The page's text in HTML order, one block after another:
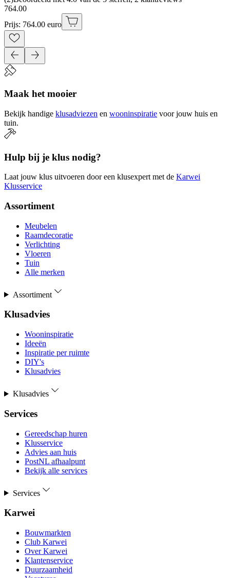
764.00
Prijs: 764.00 euro
Maak het mooier
Bekijk handige klusadviezen en wooninspiratie voor jouw huis en
tuin.
Hulp bij je klus nodig?
Laat jouw klus uitvoeren door een klusexpert met de Karwei
Klusservice
Assortiment
Meubelen
Raamdecoratie
Verlichting
Vloeren
Tuin
Alle merken
Assortiment
Klusadvies
Wooninspiratie
Ideeën
Inspiratie per ruimte
DIY's
Klusadvies
Klusadvies
Services
Gereedschap huren
Klusservice
Advies aan huis
PostNL afhaalpunt
Bekijk alle services
Services
Karwei
Bouwmarkten
Club Karwei
Over Karwei
Klantenservice
Duurzaamheid